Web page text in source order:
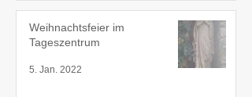
Weihnachtsfeier im
Tageszentrum
5. Jan. 2022